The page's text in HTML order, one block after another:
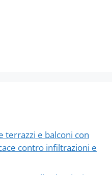
terrazzi e balconi con
contro infiltrazioni e